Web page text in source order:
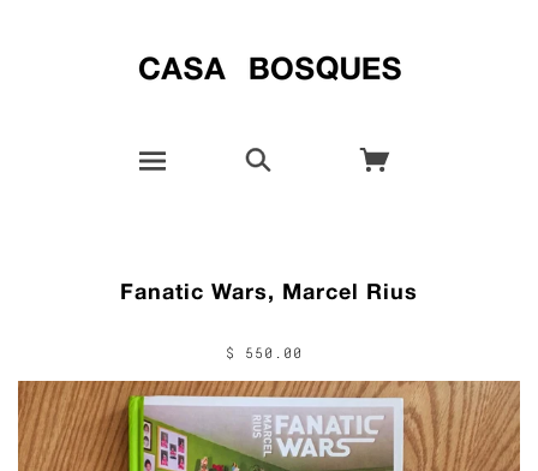
Fanatic Wars, Marcel Rius
$ 550.00